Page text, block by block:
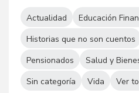
Actualidad
Educación
Historias que no son cuentos
Pensionados
Salud y
Sin categoría
Vida Ver